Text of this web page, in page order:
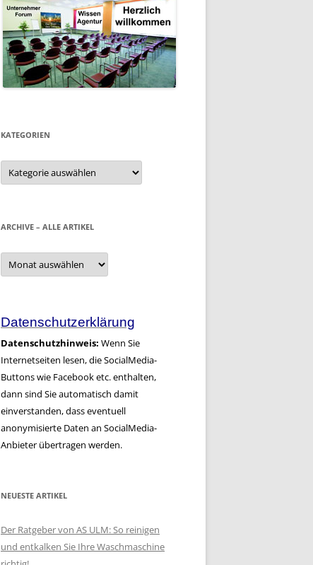
KATEGORIEN
Kategorien
ARCHIVE – ALLE ARTIKEL
Archive
alle
Datenschutzerklärung
Datenschutzhinweis: Wenn Sie
Internetseiten lesen, die SocialMedia-
Buttons wie Facebook etc. enthalten,
dann sind Sie automatisch damit
einverstanden, dass eventuell
anonymisierte Daten an SocialMedia-
Anbieter übertragen werden.
NEUESTE ARTIKEL
Der Ratgeber von AS ULM: So reinigen
und entkalken Sie Ihre Waschmaschine